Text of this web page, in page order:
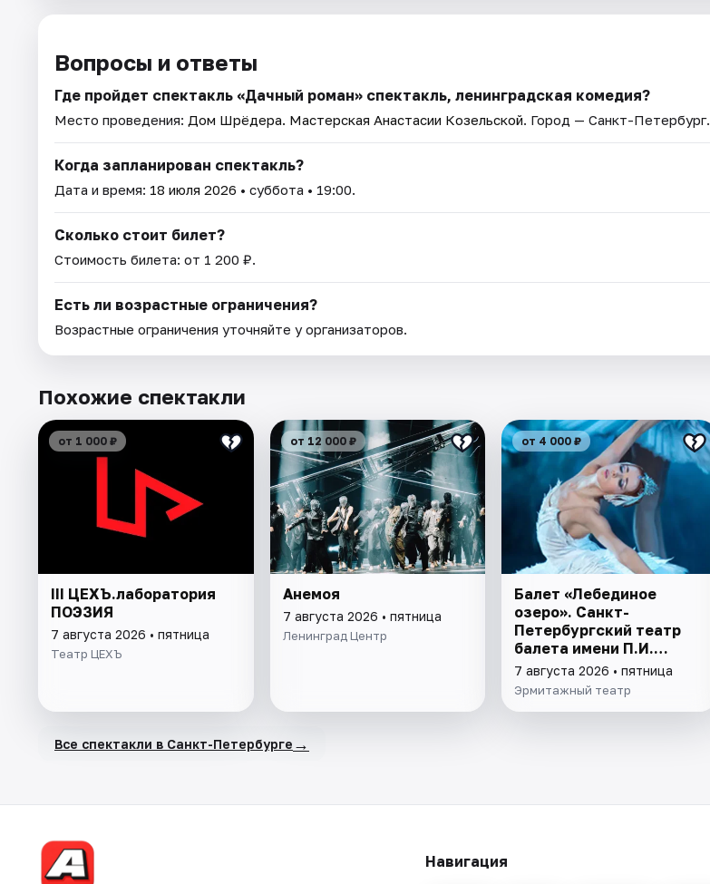
Вопросы и ответы
Где пройдет спектакль «Дачный роман» спектакль, ленинградская комедия?
Место проведения: Дом Шрёдера. Мастерская Анастасии Козельской. Город — Санкт-Петербург.
Когда запланирован спектакль?
Дата и время: 18 июля 2026 • суббота • 19:00.
Сколько стоит билет?
Стоимость билета: от 1 200 ₽.
Есть ли возрастные ограничения?
Возрастные ограничения уточняйте у организаторов.
Похожие спектакли
от 1 000 ₽
III ЦЕХЪ.лаборатория
ПОЭЗИЯ
7 августа 2026 • пятница
Театр ЦЕХЪ
от 12 000 ₽
Анемоя
7 августа 2026 • пятница
Ленинград Центр
от 4 000 ₽
Балет «Лебединое
озеро». Санкт-
Петербургский театр
балета имени П.И.
Чайковского
7 августа 2026 • пятница
Эрмитажный театр
Все спектакли в Санкт-Петербурге →
Навигация